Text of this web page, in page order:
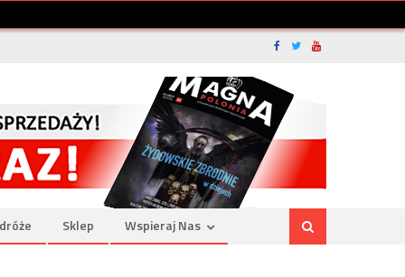
Sklep Wspieraj Nas